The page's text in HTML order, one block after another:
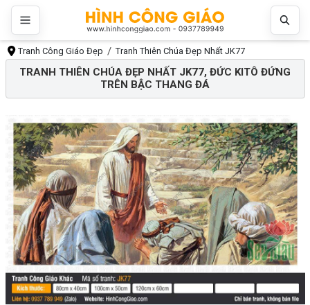
Tranh Công Giáo Đẹp Tranh Thiên Chúa Đẹp Nhất JK77
TRANH THIÊN CHÚA ĐẸP NHẤT JK77, ĐỨC KITÔ ĐỨNG
TRÊN BẬC THANG ĐÁ